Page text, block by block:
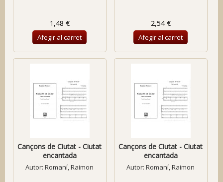
1,48 €
Afegir al carret
2,54 €
Afegir al carret
Cançons de Ciutat - Ciutat
encantada
Autor:Romaní, Raimon
Cançons de Ciutat - Ciutat
encantada
Autor:Romaní, Raimon